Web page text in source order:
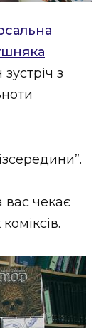
з
вас чекає